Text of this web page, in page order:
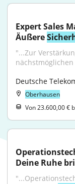
Expert Sales
Äußere
"...Zur
Deutsche
Oberhausen
Von 23.600,00 €
Deine Ruhe